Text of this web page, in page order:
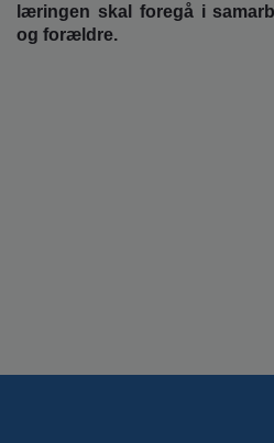
læringen skal foregå i
og forældre.